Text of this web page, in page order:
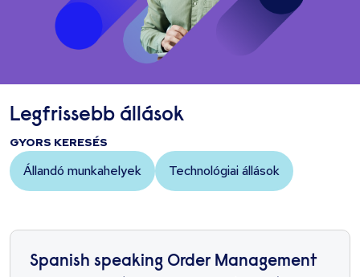
Legfrissebb állások
GYORS KERESÉS
Állandó munkahelyek Technológiai állások
Spanish speaking Order Management